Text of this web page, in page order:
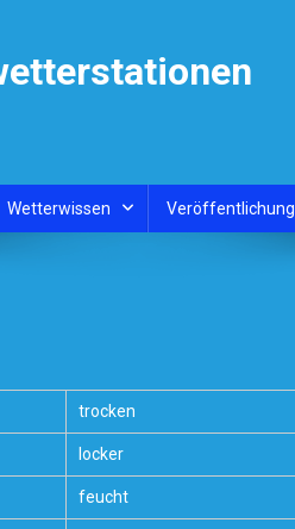
Wetterwissen Veröffentlichung
trocken
locker
feucht